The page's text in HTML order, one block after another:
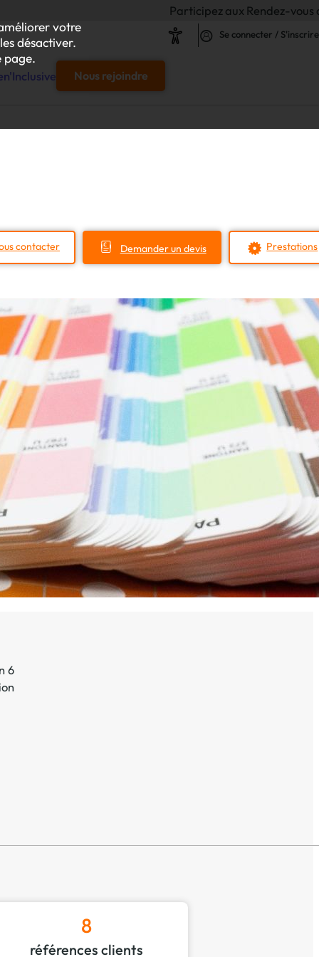
votre
désactiver.
page.
Participez aux Rendez-vous de
Se connecter / S'inscrire
en matière d'achats inclusifs
croissance »
dédiées au développement commercial
services de networking
de nouvelles activités
Nous rejoindre
contacter Demander un devis Prestations
6
8
références clients